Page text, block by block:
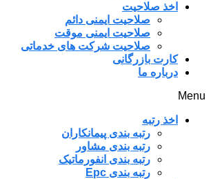
اخذ صلاحیت
صلاحیت ایمنی دائم
صلاحیت ایمنی موقت
صلاحیت شرکت های خدماتی
کارت بازرگانی
درباره ما
Menu
اخذ رتبه
رتبه بندی پیمانکاران
رتبه بندی مشاور
رتبه بندی انفورماتیک
رتبه بندی Epc